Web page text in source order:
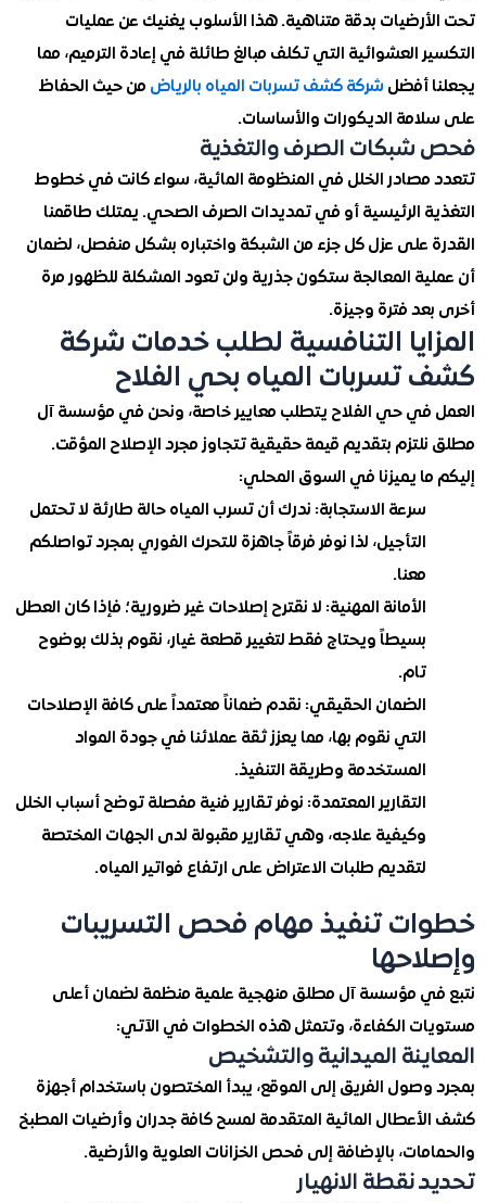
بدقة متناهية. هذا الأسلوب يغنيك عن عمليات
العشوائية التي تكلف مبالغ طائلة في إعادة الترميم، مما
أفضلشركة كشف تسربات المياه بالرياض من حيث الحفاظ
الديكورات والأساسات.
الصرف والتغذية
الخلل في المنظومة المائية، سواء كانت في خطوط
الرئيسية أو في تمديدات الصرف الصحي. يمتلك طاقمنا
على عزل كل جزء من الشبكة واختباره بشكل منفصل، لضمان
المعالجة ستكون جذرية ولن تعود المشكلة للظهور مرة
فترة وجيزة.
التنافسية لطلب خدمات شركة
المياه بحي الفلاح
في حي الفلاح يتطلب معايير خاصة، ونحن في مؤسسة آل
بتقديم قيمة حقيقية تتجاوز مجرد الإصلاح المؤقت.
يميزنا في السوق المحلي:
سرعة الاستجابة: ندرك أن تسرب المياه حالة طارئة لا تحتمل
التأجيل، لذا نوفر فرقاً جاهزة للتحرك الفوري بمجرد تواصلكم
الأمانة المهنية: لا نقترح إصلاحات غير ضرورية؛ فإذا كان العطل
بسيطاً ويحتاج فقط لتغيير قطعة غيار، نقوم بذلك بوضوح
الضمان الحقيقي: نقدم ضماناً معتمداً على كافة الإصلاحات
التي نقوم بها، مما يعزز ثقة عملائنا في جودة المواد
المستخدمة وطريقة التنفيذ.
التقارير المعتمدة: نوفر تقارير فنية مفصلة توضح أسباب الخلل
وكيفية علاجه، وهي تقارير مقبولة لدى الجهات المختصة
لتقديم طلبات الاعتراض على ارتفاع فواتير المياه.
تنفيذ مهام فحص التسريبات
مؤسسة آل مطلق منهجية علمية منظمة لضمان أعلى
الكفاءة، وتتمثل هذه الخطوات في الآتي:
الميدانية والتشخيص
الفريق إلى الموقع، يبدأ المختصون باستخدام أجهزة
المائية المتقدمة لمسح كافة جدران وأرضيات المطبخ
بالإضافة إلى فحص الخزانات العلوية والأرضية.
نقطة الانهيار